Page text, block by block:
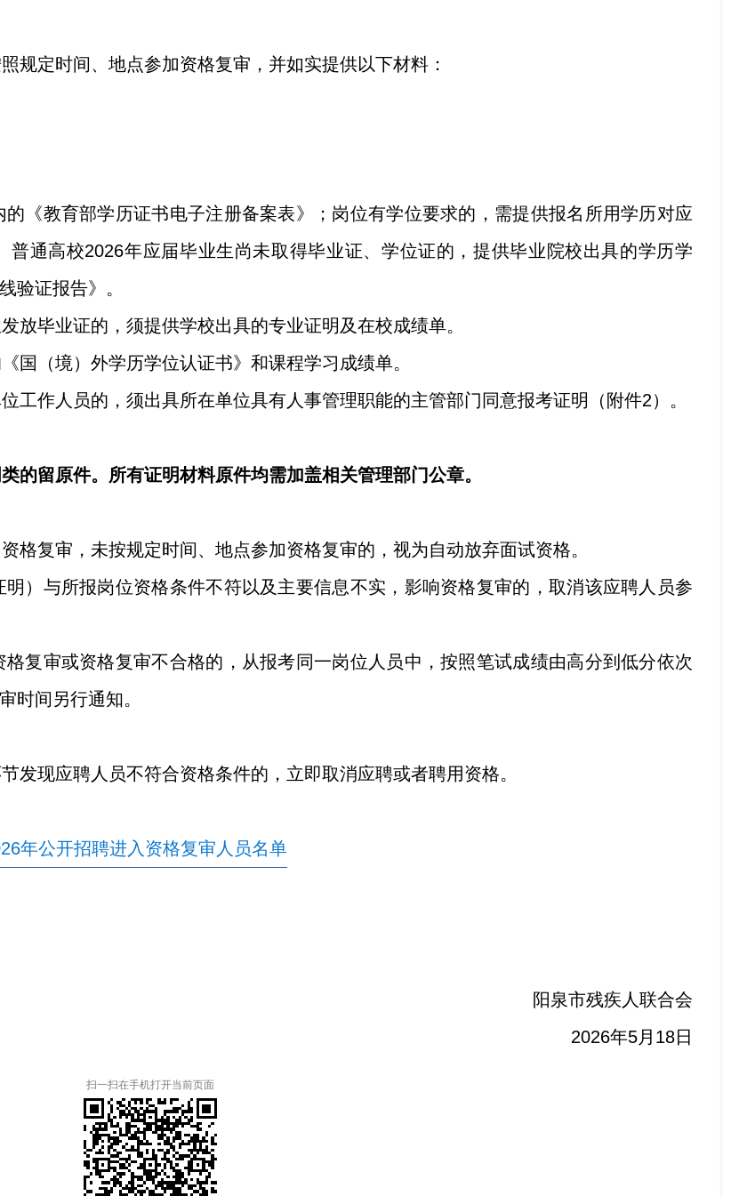
规定时间、地点参加资格复审，并如实提供以下材料：
的《教育部学历证书电子注册备案表》；岗位有学位要求的，需提供报名所用学历对应
通高校2026年应届毕业生尚未取得毕业证、学位证的，提供毕业院校出具的学历学
验证报告》。
放毕业证的，须提供学校出具的专业证明及在校成绩单。
国（境）外学历学位认证书》和课程学习成绩单。
工作人员的，须出具所在单位具有人事管理职能的主管部门同意报考证明（附件2）。
的留原件。所有证明材料原件均需加盖相关管理部门公章。
格复审，未按规定时间、地点参加资格复审的，视为自动放弃面试资格。
明）与所报岗位资格条件不符以及主要信息不实，影响资格复审的，取消该应聘人员参
格复审或资格复审不合格的，从报考同一岗位人员中，按照笔试成绩由高分到低分依次
时间另行通知。
发现应聘人员不符合资格条件的，立即取消应聘或者聘用资格。
年公开招聘进入资格复审人员名单
阳泉市残疾人联合会
2026年5月18日
扫一扫在手机打开当前页面